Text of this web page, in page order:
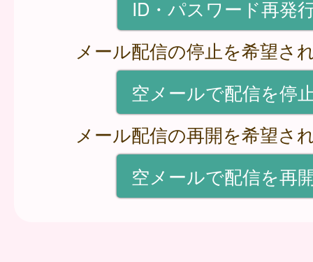
ID・パスワード再発
メール配信の停止を希望さ
空メールで配信を停
メール配信の再開を希望さ
空メールで配信を再